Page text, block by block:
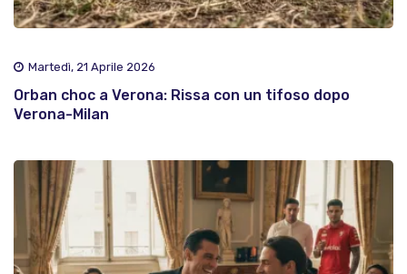
Martedì, 21 Aprile 2026
Orban choc a Verona: Rissa con un tifoso dopo
Verona-Milan